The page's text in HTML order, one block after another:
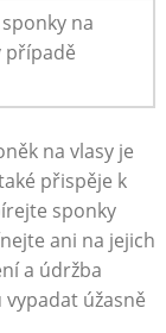
na
případě
na vlasy je
přispěje k
sponky
​ani na jejich
a údržba
úžasně